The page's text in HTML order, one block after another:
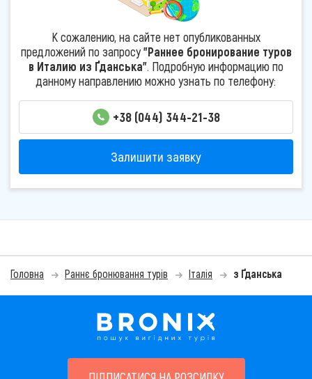
К сожалению, на сайте нет опубликованных
предложений по запросу"Раннее бронирование туров
в Италию из Ґданська". Подробную информацию по
данному направлению можно узнать по телефону:
+38 (044) 344-21-38
Залишити заявку
Головна Раннє бронювання турів Італія з Ґданська